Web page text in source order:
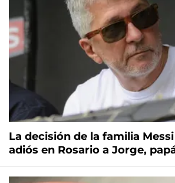
La decisión de la familia
adiós en Rosario a Jorge,